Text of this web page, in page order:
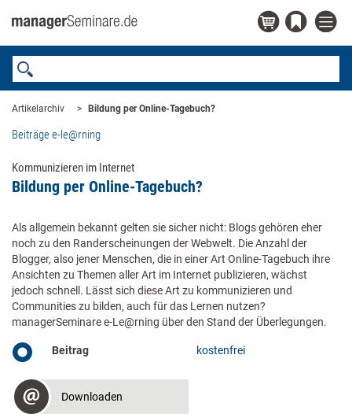
Artikelarchiv Bildung per Online-Tagebuch?
Beiträge e-le@rning
Kommunizieren im Internet
Bildung per Online-Tagebuch?
Als allgemein bekannt gelten sie sicher nicht: Blogs gehören eher
noch zu den Randerscheinungen der Webwelt. Die Anzahl der
Blogger, also jener Menschen, die in einer Art Online-Tagebuch ihre
Ansichten zu Themen aller Art im Internet publizieren, wächst
jedoch schnell. Lässt sich diese Art zu kommunizieren und
Communities zu bilden, auch für das Lernen nutzen?
managerSeminare e-Le@rning über den Stand der Überlegungen.
Beitrag kostenfrei
Downloaden